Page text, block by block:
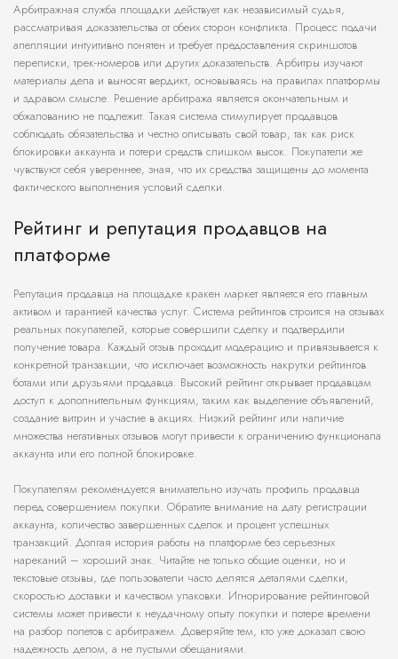
Арбитражная служба площадки действует как независимый судья,
рассматривая доказательства от обеих сторон конфликта. Процесс подачи
апелляции интуитивно понятен и требует предоставления скриншотов
переписки, трек-номеров или других доказательств. Арбитры изучают
материалы дела и выносят вердикт, основываясь на правилах платформы
и здравом смысле. Решение арбитража является окончательным и
обжалованию не подлежит. Такая система стимулирует продавцов
соблюдать обязательства и честно описывать свой товар, так как риск
блокировки аккаунта и потери средств слишком высок. Покупатели же
чувствуют себя увереннее, зная, что их средства защищены до момента
фактического выполнения условий сделки.
Рейтинг и репутация продавцов на
платформе
Репутация продавца на площадке кракен маркет является его главным
активом и гарантией качества услуг. Система рейтингов строится на отзывах
реальных покупателей, которые совершили сделку и подтвердили
получение товара. Каждый отзыв проходит модерацию и привязывается к
конкретной транзакции, что исключает возможность накрутки рейтингов
ботами или друзьями продавца. Высокий рейтинг открывает продавцам
доступ к дополнительным функциям, таким как выделение объявлений,
создание витрин и участие в акциях. Низкий рейтинг или наличие
множества негативных отзывов могут привести к ограничению функционала
аккаунта или его полной блокировке.
Покупателям рекомендуется внимательно изучать профиль продавца
перед совершением покупки. Обратите внимание на дату регистрации
аккаунта, количество завершенных сделок и процент успешных
транзакций. Долгая история работы на платформе без серьезных
нареканий – хороший знак. Читайте не только общие оценки, но и
текстовые отзывы, где пользователи часто делятся деталями сделки,
скоростью доставки и качеством упаковки. Игнорирование рейтинговой
системы может привести к неудачному опыту покупки и потере времени
на разбор полетов с арбитражем. Доверяйте тем, кто уже доказал свою
надежность делом, а не пустыми обещаниями.